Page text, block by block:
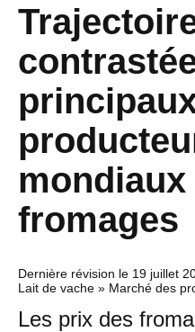
mondiaux
fromages
Dernière révision le 19 juillet
Lait de vache » Marché des
Les prix des